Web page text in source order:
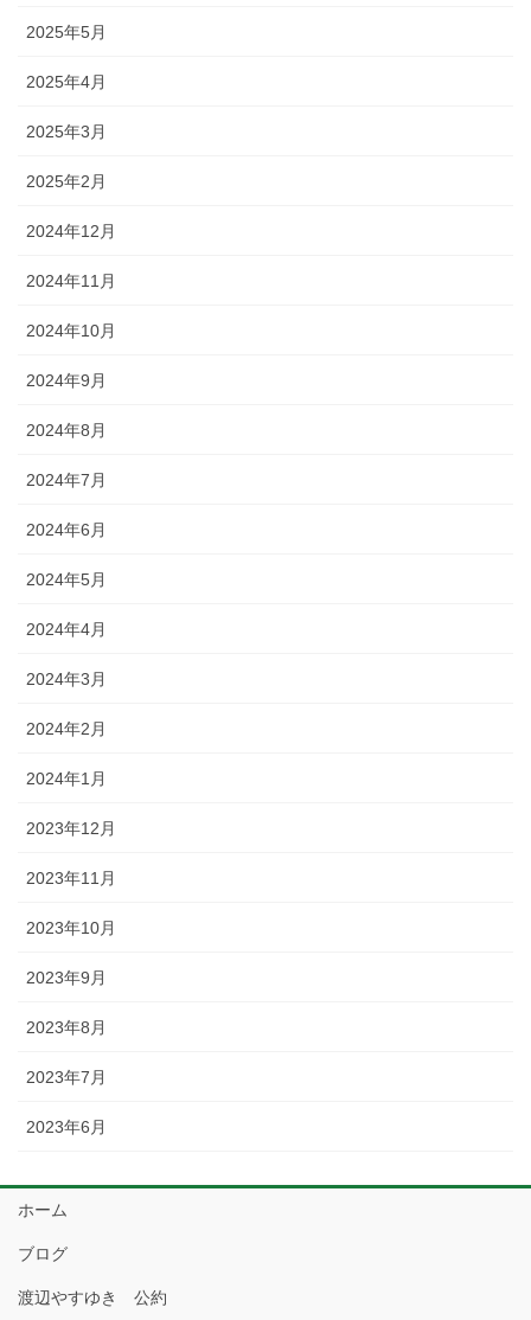
2025年5月
2025年4月
2025年3月
2025年2月
2024年12月
2024年11月
2024年10月
2024年9月
2024年8月
2024年7月
2024年6月
2024年5月
2024年4月
2024年3月
2024年2月
2024年1月
2023年12月
2023年11月
2023年10月
2023年9月
2023年8月
2023年7月
2023年6月
ホーム
ブログ
渡辺やすゆき 公約